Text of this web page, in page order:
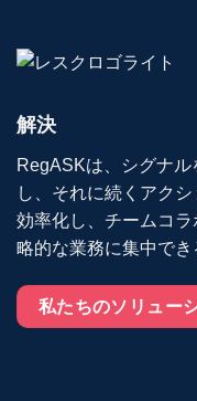
解決
RegASKは、シグナ
し、それに続くアク
効率化し、チームコ
略的な業務に集中で
私たちのソリュー